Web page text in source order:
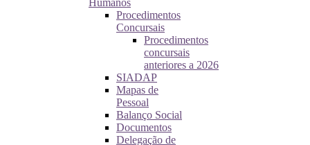
Humanos
Procedimentos
Concursais
Procedimentos
concursais
anteriores a 2026
SIADAP
Mapas de
Pessoal
Balanço Social
Documentos
Delegação de